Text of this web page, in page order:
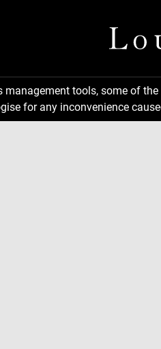
management tools, some of
for any inconvenience